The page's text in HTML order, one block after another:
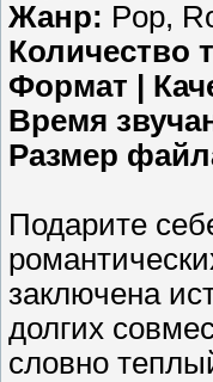
Жанр: Pop,
Количество
Формат |
Время
Размер
Подарите
заключена
долгих
словно